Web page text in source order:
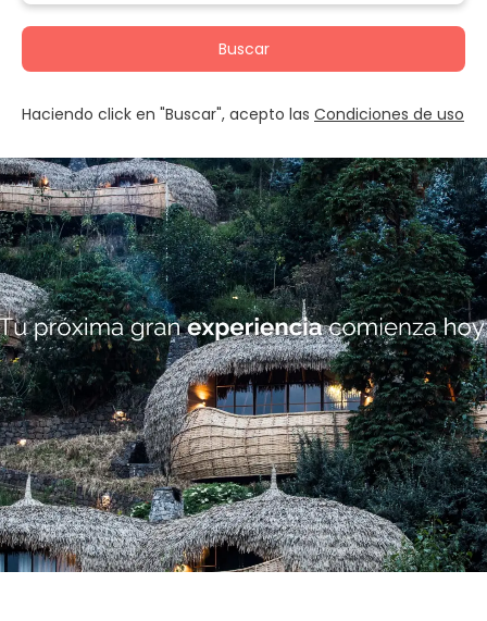
Buscar
Haciendo click en "Buscar", acepto las Condiciones de uso